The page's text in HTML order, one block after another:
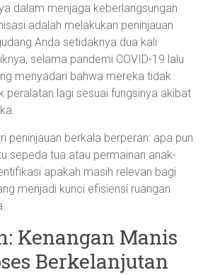
dalam menjaga keberlangsungan
adalah melakukan peninjauan
Anda setidaknya dua kali
selama pandemi COVID-19 lalu
menyadari bahwa mereka tidak
peralatan lagi sesuai fungsinya akibat
peninjauan berkala berperan: apa pun
sepeda tua atau permainan anak-
apakah masih relevan bagi
menjadi kunci efisiensi ruangan
Kenangan Manis
Berkelanjutan